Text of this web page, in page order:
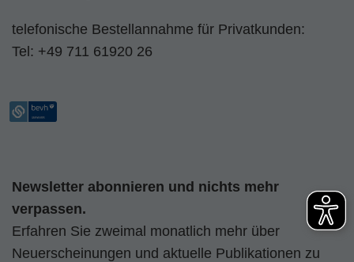
telefonische Bestellannahme für Privatkunden:
Tel: +49 711 61920 26
Newsletter abonnieren und nichts mehr
verpassen.
Erfahren Sie zweimal monatlich mehr über
Neuerscheinungen und aktuelle Publikationen zu